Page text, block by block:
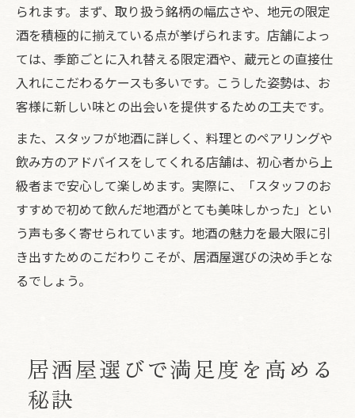
られます。まず、取り扱う銘柄の幅広さや、地元の限定
酒を積極的に揃えている点が挙げられます。店舗によっ
ては、季節ごとに入れ替える限定酒や、蔵元との直接仕
入れにこだわるケースも多いです。こうした姿勢は、お
客様に新しい味との出会いを提供するための工夫です。
また、スタッフが地酒に詳しく、料理とのペアリングや
飲み方のアドバイスをしてくれる店舗は、初心者から上
級者まで安心して楽しめます。実際に、「スタッフのお
すすめで初めて飲んだ地酒がとても美味しかった」とい
う声も多く寄せられています。地酒の魅力を最大限に引
き出すためのこだわりこそが、居酒屋選びの決め手とな
るでしょう。
居酒屋選びで満足度を高める
秘訣